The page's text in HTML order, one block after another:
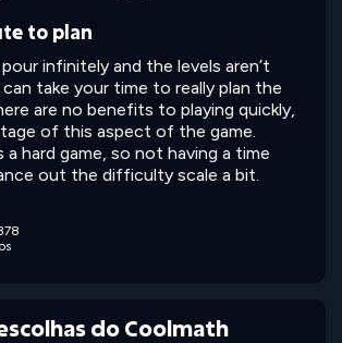
to plan
infinitely and the levels aren’t
take your time to really plan the
are no benefits to playing quickly,
of this aspect of the game.
a hard game, so not having a time
out the difficulty scale a bit.
do Coolmath